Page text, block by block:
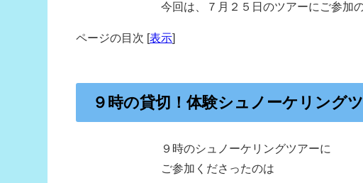
今回は、７月２５日のツアーにご参加
ページの目次 [表示]
９時の貸切！体験シュノーケリング
９時のシュノーケリングツアーに
ご参加くださったのは